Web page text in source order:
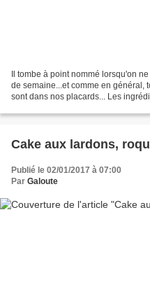
Il tombe à point nommé lorsqu'on
de semaine...et comme en général,
sont dans nos placards... Les
Cake aux lardons,
Publié le 02/01/2017 à 07:00
Par Galoute